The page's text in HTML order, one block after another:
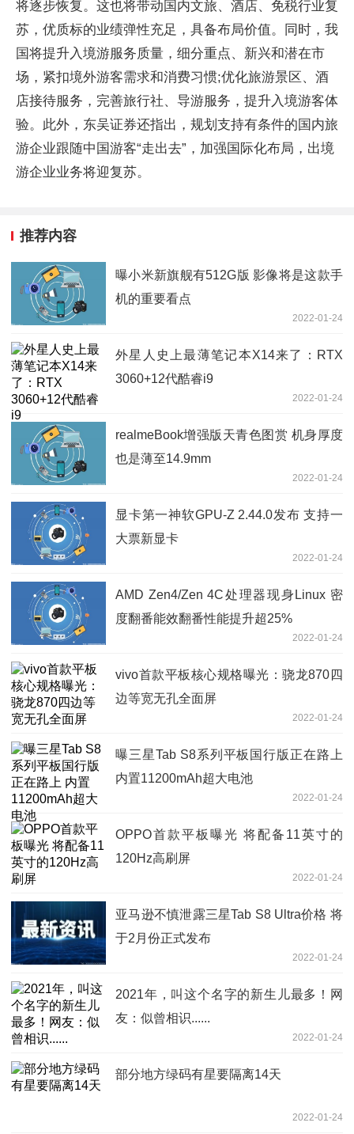
将逐步恢复。这也将带动国内文旅、酒店、免税行业复
苏，优质标的业绩弹性充足，具备布局价值。同时，我
国将提升入境游服务质量，细分重点、新兴和潜在市
场，紧扣境外游客需求和消费习惯;优化旅游景区、酒
店接待服务，完善旅行社、导游服务，提升入境游客体
验。此外，东吴证券还指出，规划支持有条件的国内旅
游企业跟随中国游客“走出去”，加强国际化布局，出境
游企业业务将迎复苏。
推荐内容
曝小米新旗舰有512G版 影像将是这款手
机的重要看点
2022-01-24
外星人史上最薄笔记本X14来了：RTX
3060+12代酷睿i9
2022-01-24
realmeBook增强版天青色图赏 机身厚度
也是薄至14.9mm
2022-01-24
显卡第一神软GPU-Z 2.44.0发布 支持一
大票新显卡
2022-01-24
AMD Zen4/Zen 4C处理器现身Linux 密
度翻番能效翻番性能提升超25%
2022-01-24
vivo首款平板核心规格曝光：骁龙870四
边等宽无孔全面屏
2022-01-24
曝三星Tab S8系列平板国行版正在路上
内置11200mAh超大电池
2022-01-24
OPPO首款平板曝光 将配备11英寸的
120Hz高刷屏
2022-01-24
亚马逊不慎泄露三星Tab S8 Ultra价格 将
于2月份正式发布
2022-01-24
2021年，叫这个名字的新生儿最多！网
友：似曾相识......
2022-01-24
部分地方绿码有星要隔离14天
2022-01-24